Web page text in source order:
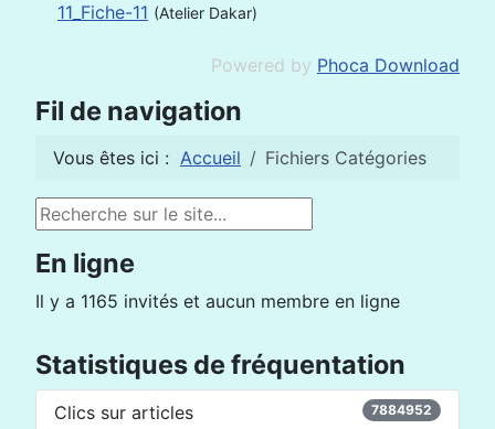
11_Fiche-11 (Atelier Dakar)
Powered by Phoca Download
Fil de navigation
Vous êtes ici : Accueil Fichiers Catégories
Rechercher
En ligne
Il y a 1165 invités et aucun membre en ligne
Statistiques de fréquentation
Clics sur articles 7884952